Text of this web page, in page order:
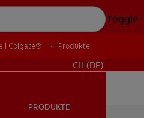
Toggle
CH (DE)
PRODUKTE
| Colgate® Produkte